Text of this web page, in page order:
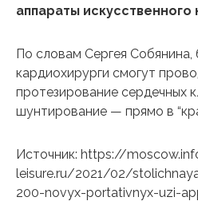
аппараты
По словам Сергея Собянина,
кардиохирурги смогут
протезирование сердечных
шунтирование — прямо в
Источник: https://
leisure.ru/2021/02/
200-novyx-portativnyx-uzi-